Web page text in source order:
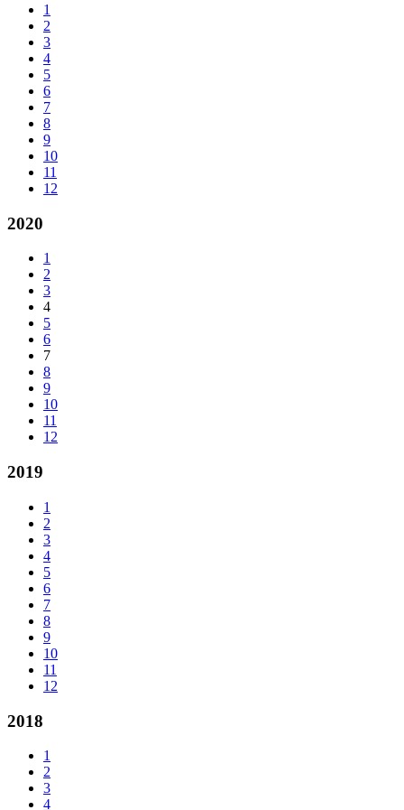
1
2
3
4
5
6
7
8
9
10
11
12
2020
1
2
3
4
5
6
7
8
9
10
11
12
2019
1
2
3
4
5
6
7
8
9
10
11
12
2018
1
2
3
4